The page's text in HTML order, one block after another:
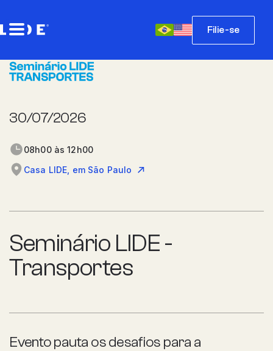
Filie-se
30/07/2026
08h00 às 12h00
Casa LIDE, em São Paulo
Seminário LIDE -
Transportes
Evento pauta os desafios para a